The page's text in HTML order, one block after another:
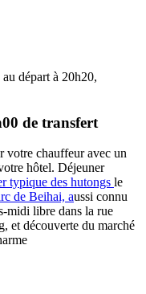
départ à 20h20,
de transfert
votre chauffeur avec un
hôtel. Déjeuner
typique des hutongs le
de Beihai, aussi connu
midi libre dans la rue
et découverte du marché